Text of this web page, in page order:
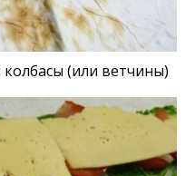
(или ветчины)